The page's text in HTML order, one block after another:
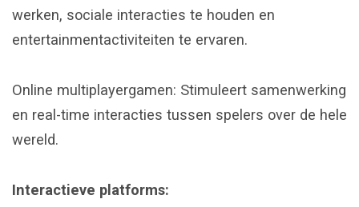
werken, sociale interacties te houden en
entertainmentactiviteiten te ervaren.
Online multiplayergamen: Stimuleert samenwerking
en real-time interacties tussen spelers over de hele
wereld.
Interactieve platforms: